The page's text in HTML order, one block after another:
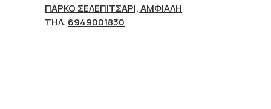
ΠΆΡΚΟ ΣΕΛΕΠΊΤΣΑΡΙ, ΑΜΦΙΆΛΗ
ΤΗΛ. 6949001830